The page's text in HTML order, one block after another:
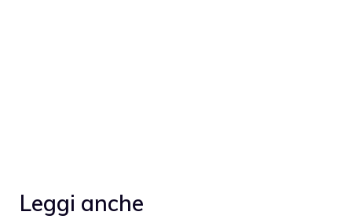
Leggi anche